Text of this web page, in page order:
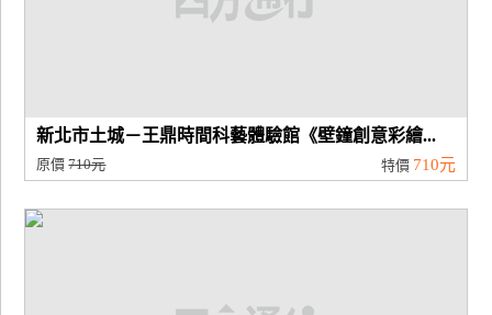
新北市土城－王鼎時間科藝體驗館《壁鐘創意彩繪...
原價710元 特價 710元